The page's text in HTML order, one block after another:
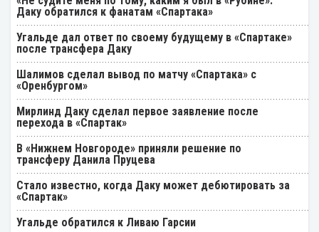
Даку обратился к фанатам «Спартака»
Угальде дал ответ по своему будущему в «Спартаке»
после трансфера Даку
Шалимов сделал вывод по матчу «Спартака» с
«Оренбургом»
Мирлинд Даку сделал первое заявление после
перехода в «Спартак»
В «Нижнем Новгороде» приняли решение по
трансферу Данила Пруцева
Стало известно, когда Даку может дебютировать за
«Спартак»
Угальде обратился к Ливаю Гарсии